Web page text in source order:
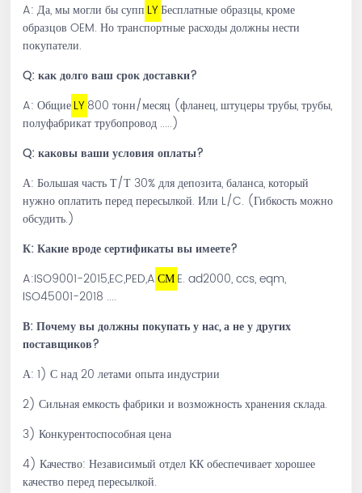
A: Да, мы могли бы супп LYБесплатные образцы, кроме
образцов OEM. Но транспортные расходы должны нести
покупатели.
Q: как долго ваш срок доставки?
A: ОбщиеLY800 тонн/месяц (фланец, штуцеры трубы, трубы,
полуфабрикат трубопровод .....)
Q: каковы ваши условия оплаты?
А: Большая часть Т/Т 30% для депозита, баланса, который
нужно оплатить перед пересылкой. Или L/C. (Гибкость можно
обсудить.)
К: Какие вроде сертификаты вы имеете?
A:ISO9001-2015,EC,PED,AСМE. ad2000, ccs, eqm,
ISO45001-2018 ....
В: Почему вы должны покупать у нас, а не у других
поставщиков?
А: 1) С над 20 летами опыта индустрии
2) Сильная емкость фабрики и возможность хранения склада.
3) Конкурентоспособная цена
4) Качество: Независимый отдел КК обеспечивает хорошее
качество перед пересылкой.